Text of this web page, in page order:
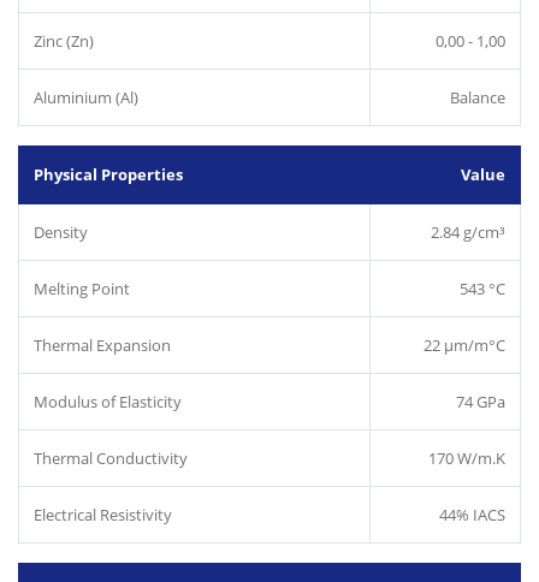
Zinc (Zn) 0,00 - 1,00
Aluminium (Al) Balance
Physical Properties Value
Density 2.84 g/cm³
Melting Point 543 °C
Thermal Expansion 22 µm/m°C
Modulus of Elasticity 74 GPa
Thermal Conductivity 170 W/m.K
Electrical Resistivity 44% IACS